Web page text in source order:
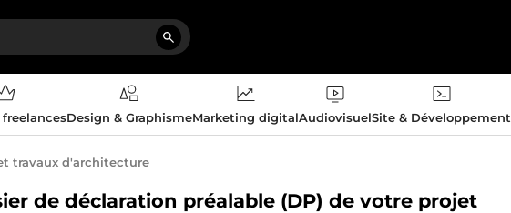
Design & GraphismeMarketing digitalAudiovisuelSite & Développement
travaux d'architecture
de déclaration préalable (DP) de votre projet